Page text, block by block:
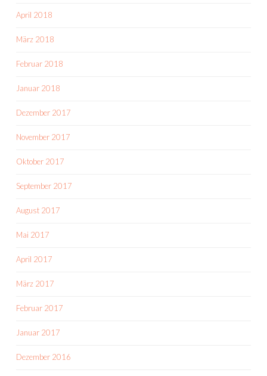
April 2018
März 2018
Februar 2018
Januar 2018
Dezember 2017
November 2017
Oktober 2017
September 2017
August 2017
Mai 2017
April 2017
März 2017
Februar 2017
Januar 2017
Dezember 2016